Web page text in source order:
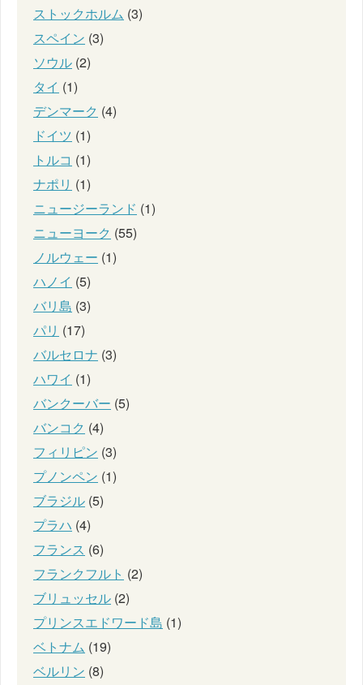
ストックホルム (3)
スペイン (3)
ソウル (2)
タイ (1)
デンマーク (4)
ドイツ (1)
トルコ (1)
ナポリ (1)
ニュージーランド (1)
ニューヨーク (55)
ノルウェー (1)
ハノイ (5)
バリ島 (3)
パリ (17)
バルセロナ (3)
ハワイ (1)
バンクーバー (5)
バンコク (4)
フィリピン (3)
プノンペン (1)
ブラジル (5)
プラハ (4)
フランス (6)
フランクフルト (2)
ブリュッセル (2)
プリンスエドワード島 (1)
ベトナム (19)
ベルリン (8)